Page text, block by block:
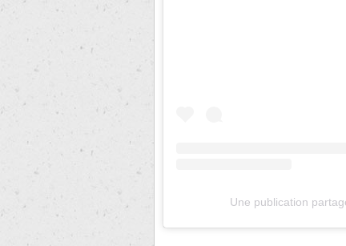
Une publication